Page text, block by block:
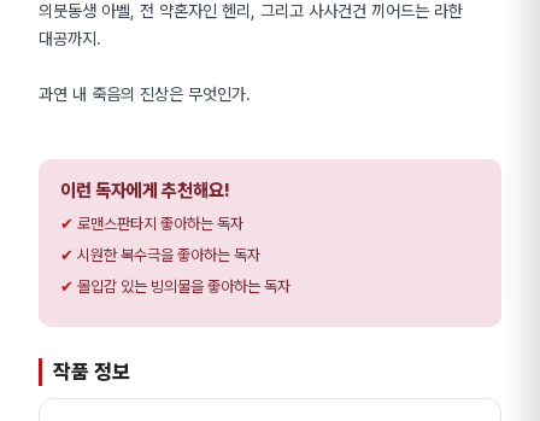
의붓동생 아벨, 전 약혼자인 헨리, 그리고 사사건건 끼어드는 라한
대공까지.
과연 내 죽음의 진상은 무엇인가.
이런 독자에게 추천해요!
로맨스판타지 좋아하는 독자
시원한 복수극을 좋아하는 독자
몰입감 있는 빙의물을 좋아하는 독자
작품 정보